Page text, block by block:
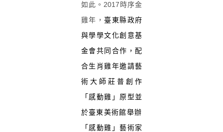
如此。2017時序金
雞年， 臺東縣政府
與學學文化創意基
金會共同合作，配
合生肖雞年邀請藝
術大師莊普創作
「感動雞」原型並
於臺東美術館舉辦
「感動雞」藝術家